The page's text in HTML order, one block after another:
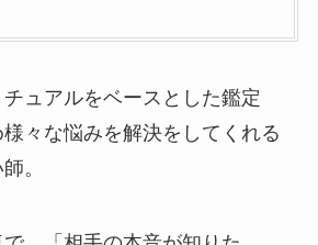
ュアルをベースとした鑑定
々な悩みを解決をしてくれる
。